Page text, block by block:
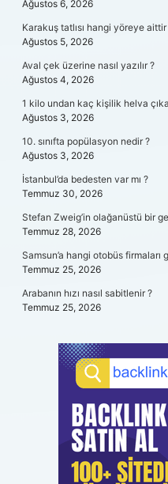
Ağustos 6, 2026
Karakuş tatlısı hangi yöreye aittir
Ağustos 5, 2026
Aval çek üzerine nasıl yazılır ?
Ağustos 4, 2026
1 kilo undan kaç kişilik helva
Ağustos 3, 2026
10. sınıfta popülasyon nedir ?
Ağustos 3, 2026
İstanbul’da bedesten var mı ?
Temmuz 30, 2026
Stefan Zweig’in olağanüstü bir
Temmuz 28, 2026
Samsun’a hangi otobüs firmaları
Temmuz 25, 2026
Arabanın hızı nasıl sabitlenir ?
Temmuz 25, 2026